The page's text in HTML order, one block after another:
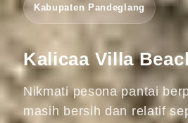
Kabupaten Pandeglang
Kalicaa Villa
Nikmati pesona pantai
masih bersih dan relatif